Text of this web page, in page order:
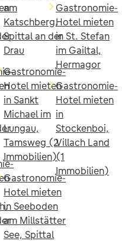
am
Katschberg,
Spittal an der
Drau
Gastronomie-
Hotel mieten
in Sankt
Michael im
Lungau,
Tamsweg (2
Immobilien)
Gastronomie-
Hotel mieten
in Seeboden
am Millstätter
See, Spittal
Gastronomie-
Hotel mieten
in St. Stefan
im Gailtal,
Hermagor
Gastronomie-
Hotel mieten
in
Stockenboi,
Villach Land
(1
Immobilien)